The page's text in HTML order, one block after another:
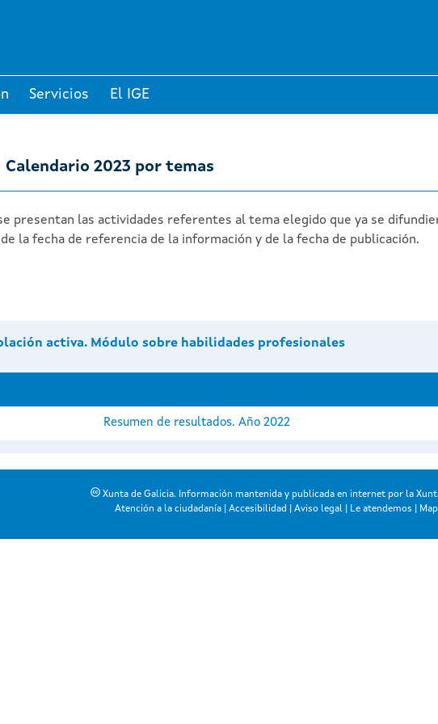
Servicios El IGE
Calendario 2023 por temas
presentan las actividades referentes al tema elegido que ya se
la fecha de referencia de la información y de la fecha de publicación.
activa. Módulo sobre habilidades profesionales
Resumen de resultados. Año 2022
Xunta de Galicia. Información mantenida y publicada en internet por la
Atención a la ciudadanía| Accesibilidad Aviso legal| Le atendemos